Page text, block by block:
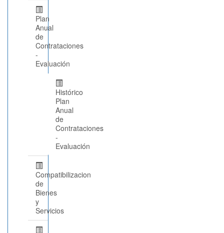
Plan
Anual
de
Contrataciones
-
Evaluación
Histórico
Plan
Anual
de
Contrataciones
-
Evaluación
Compatibilizacion
de
Bienes
y
Servicios